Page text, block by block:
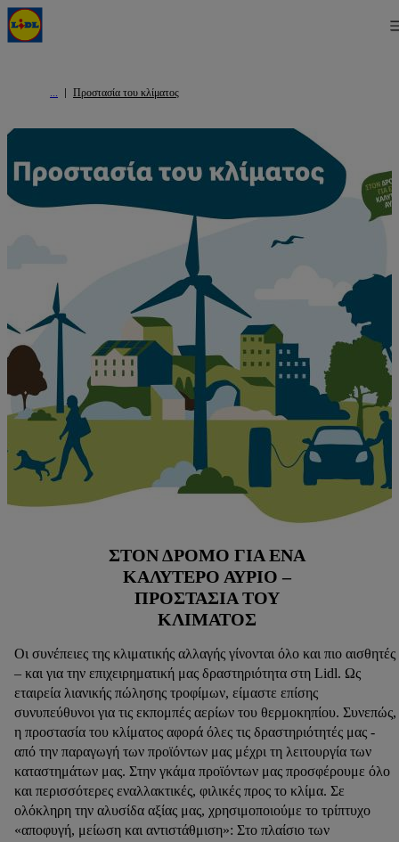
Προστασία του κλίματος
ΣΤΟΝ ΔΡΌΜΟ ΓΙΑ ΈΝΑ
ΚΑΛΎΤΕΡΟ ΑΎΡΙΟ –
ΠΡΟΣΤΑΣΊΑ ΤΟΥ
ΚΛΊΜΑΤΟΣ
Οι συνέπειες της κλιματικής αλλαγής γίνονται όλο και πιο αισθητές
– και για την επιχειρηματική μας δραστηριότητα στη Lidl. Ως
εταιρεία λιανικής πώλησης τροφίμων, είμαστε επίσης
συνυπεύθυνοι για τις εκπομπές αερίων του θερμοκηπίου. Συνεπώς,
η προστασία του κλίματος αφορά όλες τις δραστηριότητές μας -
από την παραγωγή των προϊόντων μας μέχρι τη λειτουργία των
καταστημάτων μας. Στην γκάμα προϊόντων μας προσφέρουμε όλο
και περισσότερες εναλλακτικές, φιλικές προς το κλίμα. Σε
ολόκληρη την αλυσίδα αξίας μας, χρησιμοποιούμε το τρίπτυχο
«αποφυγή, μείωση και αντιστάθμιση»: Στο πλαίσιο των